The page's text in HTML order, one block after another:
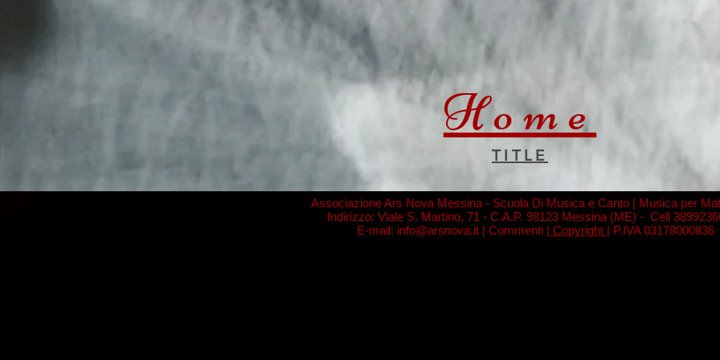
Home
TITLE
Associazione Ars Nova Messina - Scuola Di Musica e Canto | Musica per
Indirizzo: Viale S. Martino, 71 - C.A.P. 98123 Messina (ME) - Cell
E-mail: info@arsnova.it | Commenti | Copyright | P.IVA 03178000836